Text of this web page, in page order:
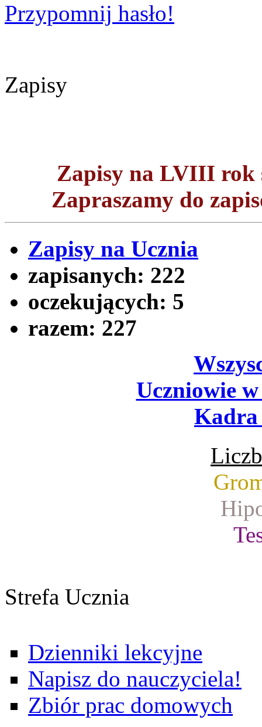
Przypomnij hasło!
Zapisy
Zapisy na LVIII
Zapraszamy do
Zapisy na Ucznia
zapisanych: 222
oczekujących: 5
razem: 227
Uczniowie
Kadra
Strefa Ucznia
Dzienniki lekcyjne
Napisz do nauczyciela!
Zbiór prac domowych